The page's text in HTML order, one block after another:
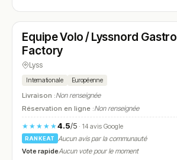
N° 24
Equipe Volo / Lyssnord Gastro
Factory
Lyss
Internationale Européenne
Livraison :Non renseignée
Réservation en ligne :Non renseignée
★★★★★4.5/5· 14 avis Google
RANKEAT
Aucun avis par la communauté
Vote rapideAucun vote pour le moment